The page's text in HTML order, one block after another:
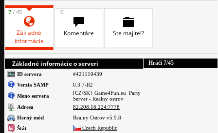
7/ 45
Základné
informácie
0
Komentáre Ste majiteľ?
Základné informácie o serveri
ID servera
#421110439
Verzia SAMP
0.3.7-R2
Meno servera
[CZ/SK] Game4Fun.eu Party
Server - Realny ostrov
Adresa
82.208.16.224:7778
Herný mód
Realny Ostrov v5.9.8
Štát
Czech Republic
Hráči 7/45